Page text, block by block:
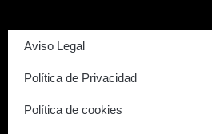
Aviso Legal
Política de Privacidad
Política de cookies